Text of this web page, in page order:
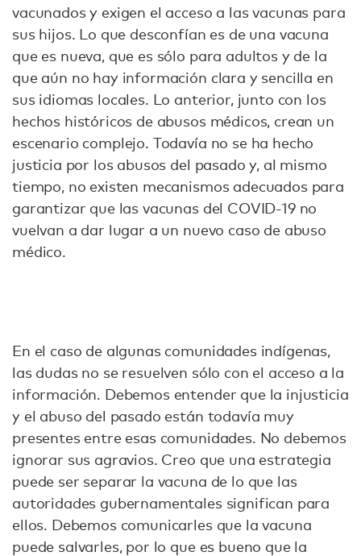
vacunados y exigen el acceso a las vacunas para
sus hijos. Lo que desconfían es de una vacuna
que es nueva, que es sólo para adultos y de la
que aún no hay información clara y sencilla en
sus idiomas locales. Lo anterior, junto con los
hechos históricos de abusos médicos, crean un
escenario complejo. Todavía no se ha hecho
justicia por los abusos del pasado y, al mismo
tiempo, no existen mecanismos adecuados para
garantizar que las vacunas del COVID-19 no
vuelvan a dar lugar a un nuevo caso de abuso
médico.
En el caso de algunas comunidades indígenas,
las dudas no se resuelven sólo con el acceso a la
información. Debemos entender que la injusticia
y el abuso del pasado están todavía muy
presentes entre esas comunidades. No debemos
ignorar sus agravios. Creo que una estrategia
puede ser separar la vacuna de lo que las
autoridades gubernamentales significan para
ellos. Debemos comunicarles que la vacuna
puede salvarles, por lo que es bueno que la